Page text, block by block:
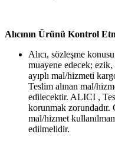
Alıcının Ürünü Kontrol
Alıcı, sözleşme
muayene edecek; ezik,
ayıplı mal/hizmeti
Teslim alınan mal/
edilecektir. ALICI ,
korunmak zorundadır.
mal/hizmet
edilmelidir.